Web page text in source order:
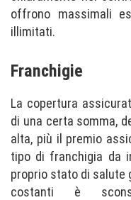
offrono massimali
illimitati.
Franchigie
La copertura
di una certa somma,
alta, più il premio
tipo di franchigia da
proprio stato di salute
costanti è